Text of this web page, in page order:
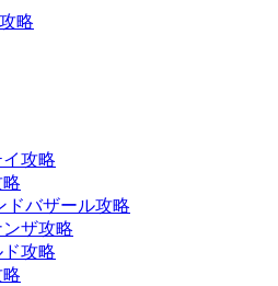
略
攻略
ドバザール攻略
ザ攻略
攻略